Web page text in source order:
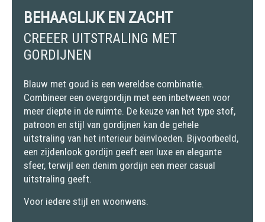
BEHAAGLIJK EN ZACHT
CREEER UITSTRALING MET
GORDIJNEN
Blauw met goud is een wereldse combinatie.
Combineer een overgordijn met een inbetween voor
meer diepte in de ruimte. De keuze van het type stof,
patroon en stijl van gordijnen kan de gehele
uitstraling van het interieur beïnvloeden. Bijvoorbeeld,
een zijdenlook gordijn geeft een luxe en elegante
sfeer, terwijl een denim gordijn een meer casual
uitstraling geeft.
Voor iedere stijl en woonwens.